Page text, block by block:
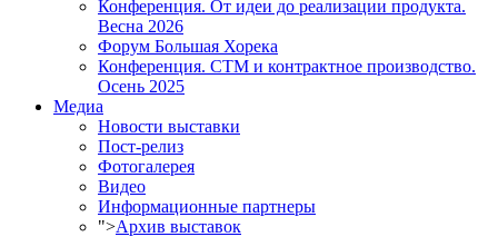
Конференция. От идеи до реализации продукта.
Весна 2026
Форум Большая Хорека
Конференция. СТМ и контрактное производство.
Осень 2025
Медиа
Новости выставки
Пост-релиз
Фотогалерея
Видео
Информационные партнеры
">Архив выставок